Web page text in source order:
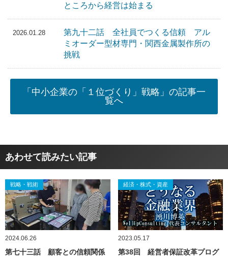
ところから経営は始まる
2026.01.28
第九十二話 全社員でつくる信頼 アル
ミオーダー型材専門・関西金属製作所の
挑戦
「中小企業の「１位づくり」戦略」の記事一
覧へ
あわせて読みたい記事
戦略・戦術
2024.06.26
第七十三話 顧客との信頼関係
経済・株式・資産
2023.05.17
第38回 経営者保証改革プログ